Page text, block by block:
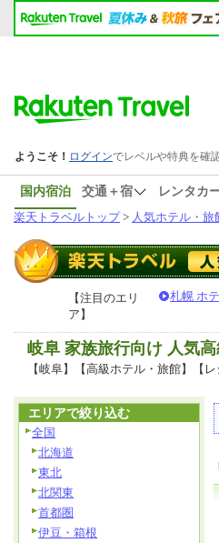
国内宿泊 交通＋宿 レンタカ
楽天トラベルトップ> 人気ホテル・旅
【注目のエリ
ア】
札幌 ホ
岐阜 家族旅行向け 人気
【岐阜】【高級ホテル・旅館】【
エリアで絞り込む
全国
北海道
東北
北関東
首都圏
伊豆・箱根